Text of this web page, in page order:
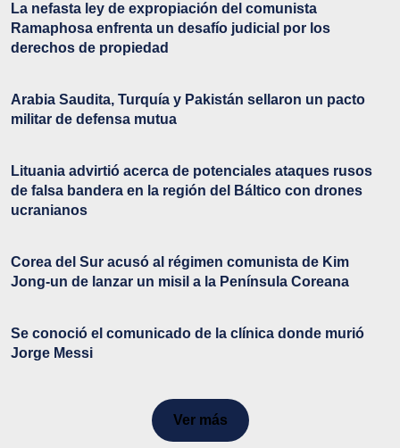
La nefasta ley de expropiación del comunista
Ramaphosa enfrenta un desafío judicial por los
derechos de propiedad
Arabia Saudita, Turquía y Pakistán sellaron un pacto
militar de defensa mutua
Lituania advirtió acerca de potenciales ataques rusos
de falsa bandera en la región del Báltico con drones
ucranianos
Corea del Sur acusó al régimen comunista de Kim
Jong-un de lanzar un misil a la Península Coreana
Se conoció el comunicado de la clínica donde murió
Jorge Messi
Ver más